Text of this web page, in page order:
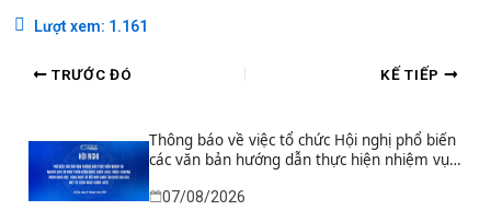
Lượt xem: 1.161
TRƯỚC ĐÓ KẾ TIẾP
Thông báo về việc tổ chức Hội nghị phổ biến
các văn bản hướng dẫn thực hiện nhiệm vụ
nghiên cứu và phát triển công nghệ chiến
lược thuộc Chương trình khoa học, công
07/08/2026